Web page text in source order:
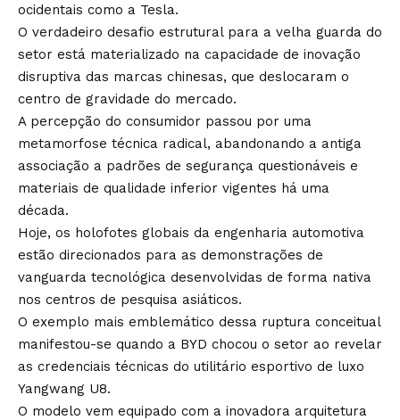
ocidentais como a Tesla.
O verdadeiro desafio estrutural para a velha guarda do
setor está materializado na capacidade de inovação
disruptiva das marcas chinesas, que deslocaram o
centro de gravidade do mercado.
A percepção do consumidor passou por uma
metamorfose técnica radical, abandonando a antiga
associação a padrões de segurança questionáveis e
materiais de qualidade inferior vigentes há uma
década.
Hoje, os holofotes globais da engenharia automotiva
estão direcionados para as demonstrações de
vanguarda tecnológica desenvolvidas de forma nativa
nos centros de pesquisa asiáticos.
O exemplo mais emblemático dessa ruptura conceitual
manifestou-se quando a BYD chocou o setor ao revelar
as credenciais técnicas do utilitário esportivo de luxo
Yangwang U8.
O modelo vem equipado com a inovadora arquitetura